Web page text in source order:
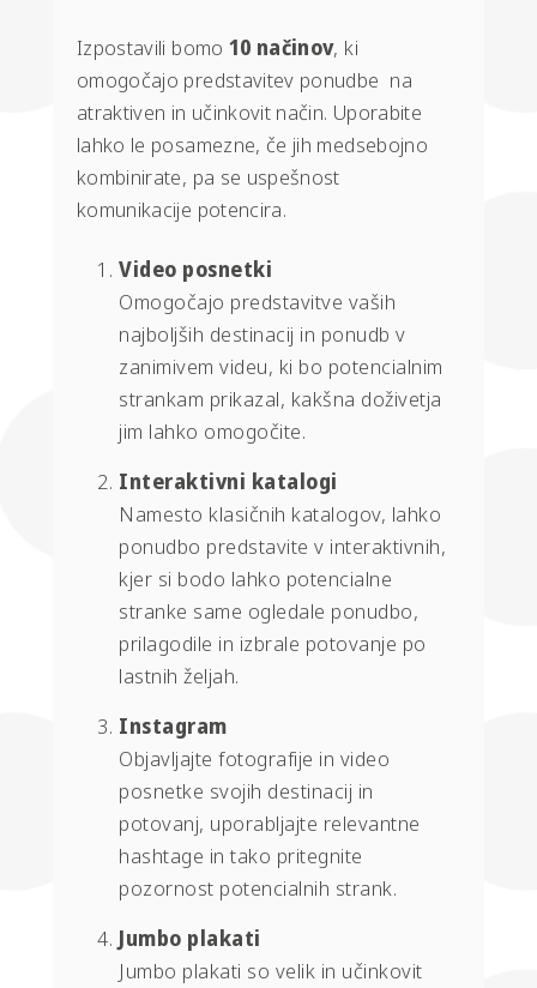
Izpostavili bomo 10 načinov, ki
omogočajo predstavitev ponudbe na
atraktiven in učinkovit način. Uporabite
lahko le posamezne, če jih medsebojno
kombinirate, pa se uspešnost
komunikacije potencira.
Video posnetki
Omogočajo predstavitve vaših
najboljših destinacij in ponudb v
zanimivem videu, ki bo potencialnim
strankam prikazal, kakšna doživetja
jim lahko omogočite.
Interaktivni katalogi
Namesto klasičnih katalogov, lahko
ponudbo predstavite v interaktivnih,
kjer si bodo lahko potencialne
stranke same ogledale ponudbo,
prilagodile in izbrale potovanje po
lastnih željah.
Instagram
Objavljajte fotografije in video
posnetke svojih destinacij in
potovanj, uporabljajte relevantne
hashtage in tako pritegnite
pozornost potencialnih strank.
Jumbo plakati
Jumbo plakati so velik in učinkovit